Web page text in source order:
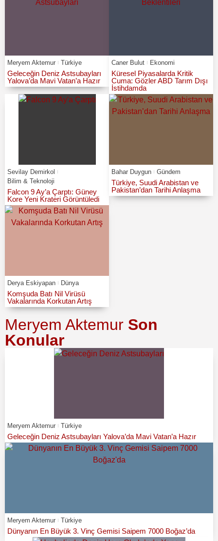
Meryem Aktemur Türkiye
Geleceğin Deniz Astsubayları
Yalova’da Mavi Vatan’a Hazır
Caner Bulut Ekonomi
Küresel Piyasalarda Kritik
Cuma: Gözler ABD Tarım Dışı
İstihdamda
Sevilay Demirkol
Bilim & Teknoloji
Falcon 9 Ay’a Çarptı: Güney
Kore Yeni Krateri Görüntüledi
Bahar Duygun Gündem
Türkiye, Suudi Arabistan ve
Pakistan’dan Tarihi Anlaşma
Derya Eskiyapan Dünya
Komşuda Batı Nil Virüsü
Vakalarında Korkutan Artış
Meryem Aktemur Son
Konular
Meryem Aktemur Türkiye
Geleceğin Deniz Astsubayları Yalova’da Mavi Vatan’a Hazır
Meryem Aktemur Türkiye
Dünyanın En Büyük 3. Vinç Gemisi Saipem 7000 Boğaz’da